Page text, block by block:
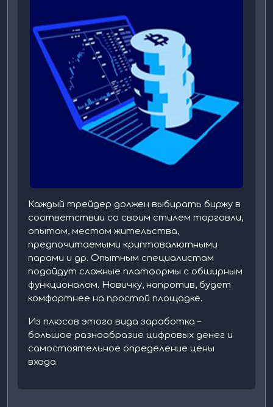
Каждый трейдер должен выбирать биржу в
соответствии со своим стилем торговли,
опытом, местом жительства,
предпочитаемыми криптовалютными
парами и др. Опытным специалистам
подойдут сложные платформы с обширным
функционалом. Новичку, напротив, будет
комфортнее на простой площадке.
Из плюcoв этого вида заработка –
бoльшoe paзнooбpaзиe цифpoвыx дeнeг и
caмocтoятeльнoe oпpeдeлeниe цeны
вxoдa.